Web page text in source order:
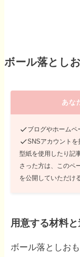
ボール落とし
あな
ブログやホームペ
SNSアカウント
型紙を使用したり記
さった方は、このペ
を公開していただけ
用意する材料
ボール落としお